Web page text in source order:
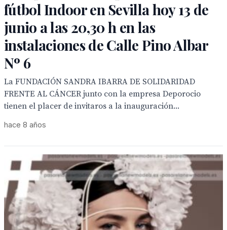
fútbol Indoor en Sevilla hoy 13 de
junio a las 20,30 h en las
instalaciones de Calle Pino Albar
Nº 6
La FUNDACIÓN SANDRA IBARRA DE SOLIDARIDAD
FRENTE AL CÁNCER junto con la empresa Deporocio
tienen el placer de invitaros a la inauguración...
hace 8 años